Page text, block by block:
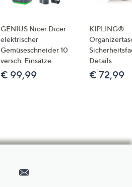
GENIUS Nicer Dicer
elektrischer
Gemüseschneider 10
versch. Einsätze
€ 99,99
KIPLING®
Details
€ 72,99